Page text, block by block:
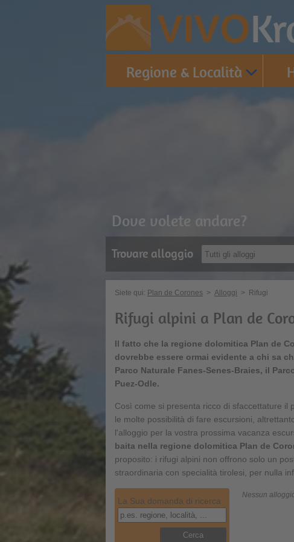
VIVO
Dove volete andare?
Trovare alloggio
Regione & Località
Siete qui: Plan de Corones > Alloggi > Rifugi
Rifugi alpini a Plan de
Il fatto che la regione dolomitica Plan de
dovrebbe essere ormai evidente a chi sa
Parco Naturale Fanes-Senes-Braies, il
Puez-Odle.
Così come si presenta ricco di sfaccettature il
le molte possibilità di fare escursioni,
l'alloggio per la vostra prossima vacanza
baita nella regione dolomitica Plan de
proposito: i rifugi alpini non offrono solo un
straordinaria con specialità tirolesi, per nulla
La Sua domanda di ricerca
Cerca
Nessun